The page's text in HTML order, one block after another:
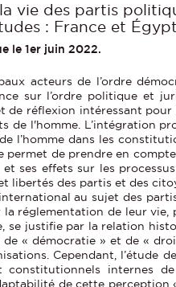
vie des partis
: France et
le 1er juin 2022.
acteurs de l’ordre
sur l’ordre politique et
de réflexion intéressant
de l'homme. L’intégration
l’homme dans les
permet de prendre en
ses effets sur les
libertés des partis et des
au sujet des
réglementation de leur vie,
se justifie par la relation
« démocratie » et de «
Cependant, l’étude
internes
de cette perception